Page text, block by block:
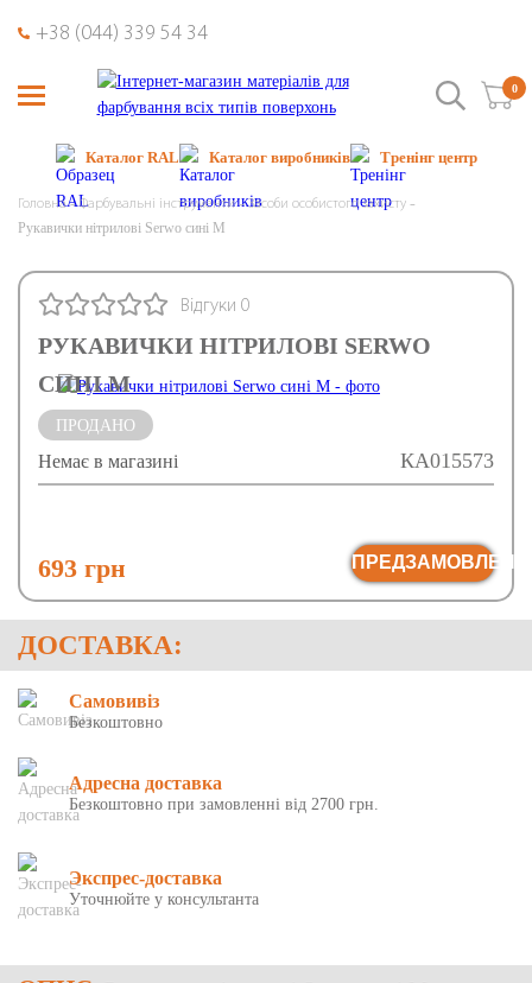
+38 (044) 339 54 34
0
Каталог RAL Каталог виробників Тренінг центр
Головна Фарбувальні інструменти Засоби особистого захисту
Рукавички нітрилові Serwo сині M
РУКАВИЧКИ НІТРИЛОВІ SERWO
СИНІ M
Відгуки 0
КА015573
Немає в магазині
ПРОДАНО
693 грн
ДОСТАВКА:
Самовивіз
Безкоштовно
Адресна доставка
Безкоштовно при замовленні від 2700 грн.
Экспрес-доставка
Уточнюйте у консультанта